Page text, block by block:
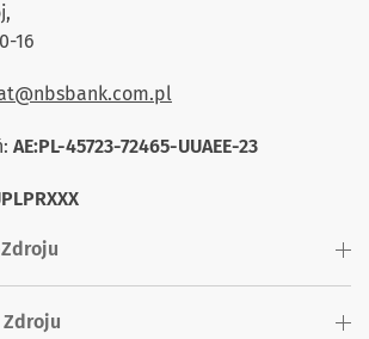
16
AE:PL-45723-72465-UUAEE-23
Zdroju